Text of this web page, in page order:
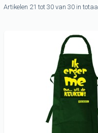
CARNAVAL T-shirts
KONINGSDAG shirts
ORANJE EK shirts
KONINGSDAG shirt
Artikelen 21 tot 30 van 30 in totaal